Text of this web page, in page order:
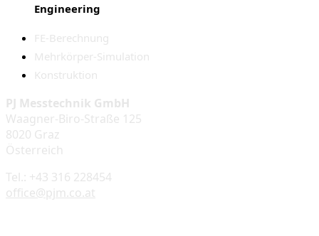
Engineering
FE-Berechnung
Mehrkörper-Simulation
Konstruktion
PJ Messtechnik GmbH
Waagner-Biro-Straße 125
8020 Graz
Österreich
Tel.: +43 316 228454
office@pjm.co.at